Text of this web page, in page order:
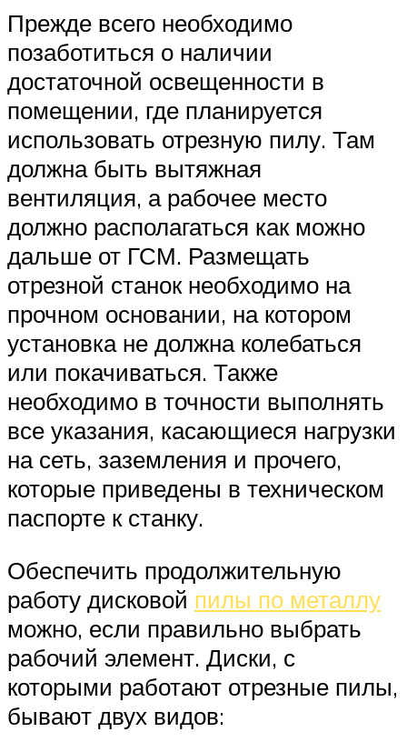
Прежде всего необходимо
позаботиться о наличии
достаточной освещенности в
помещении, где планируется
использовать отрезную пилу. Там
должна быть вытяжная
вентиляция, а рабочее место
должно располагаться как можно
дальше от ГСМ. Размещать
отрезной станок необходимо на
прочном основании, на котором
установка не должна колебаться
или покачиваться. Также
необходимо в точности выполнять
все указания, касающиеся нагрузки
на сеть, заземления и прочего,
которые приведены в техническом
паспорте к станку.
Обеспечить продолжительную
работу дисковой пилы по металлу
можно, если правильно выбрать
рабочий элемент. Диски, с
которыми работают отрезные пилы,
бывают двух видов: